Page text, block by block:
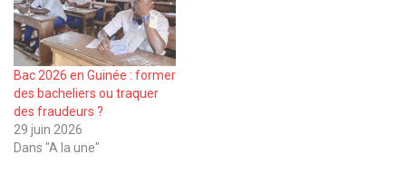
Bac 2026 en Guinée : former
des bacheliers ou traquer
des fraudeurs ?
29 juin 2026
Dans "A la une"